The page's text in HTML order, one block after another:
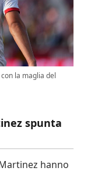
la maglia del
spunta
hanno